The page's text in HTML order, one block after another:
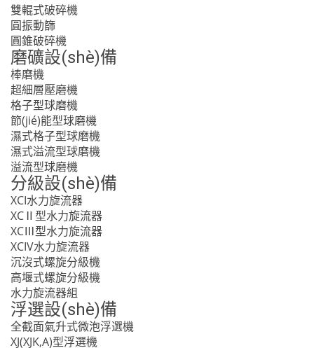
雙輥式破碎機
圓振動篩
圓錐破碎機
磨礦設(shè)備
棒磨機
超細層壓磨機
格子型球磨機
節(jié)能型球磨機
濕式格子型球磨機
濕式溢流型球磨機
溢流型球磨機
分級設(shè)備
XCI水力旋流器
XCⅡ型水力旋流器
XCⅢ型水力旋流器
XCIV水力旋流器
沉沒式螺旋分級機
高堰式螺旋分級機
水力旋流器組
浮選設(shè)備
全截面氣升式微泡浮選機
XJ(XJK,A)型浮選機